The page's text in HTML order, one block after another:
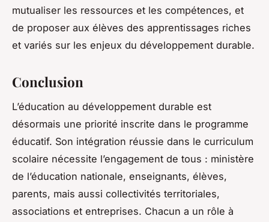
mutualiser les ressources et les compétences, et
de proposer aux élèves des apprentissages riches
et variés sur les enjeux du développement durable.
Conclusion
L’éducation au développement durable est
désormais une priorité inscrite dans le programme
éducatif. Son intégration réussie dans le curriculum
scolaire nécessite l’engagement de tous : ministère
de l’éducation nationale, enseignants, élèves,
parents, mais aussi collectivités territoriales,
associations et entreprises. Chacun a un rôle à